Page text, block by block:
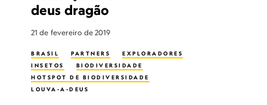
deus dragão
21 de fevereiro de 2019
BRASIL PARTNERS
EXPLORADORES
INSETOS
BIODIVERSIDADE
HOTSPOT DE BIODIVERSIDADE
LOUVA-A-DEUS